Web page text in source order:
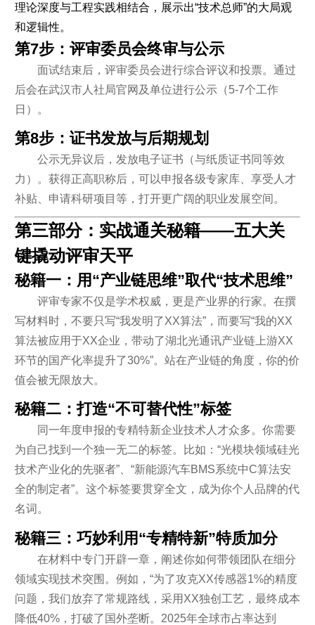
理论深度与工程实践相结合，展示出“技术总师”的大局观
和逻辑性。
第7步：评审委员会终审与公示
面试结束后，评审委员会进行综合评议和投票。通过
后会在武汉市人社局官网及单位进行公示（5-7个工作
日）。
第8步：证书发放与后期规划
公示无异议后，发放电子证书（与纸质证书同等效
力）。获得正高职称后，可以申报各级专家库、享受人才
补贴、申请科研项目等，打开更广阔的职业发展空间。
第三部分：实战通关秘籍——五大关
键撬动评审天平
秘籍一：用“产业链思维”取代“技术思维”
评审专家不仅是学术权威，更是产业界的行家。在撰
写材料时，不要只写“我发明了XX算法”，而要写“我的XX
算法被应用于XX企业，带动了湖北光通讯产业链上游XX
环节的国产化率提升了30%”。站在产业链的角度，你的价
值会被无限放大。
秘籍二：打造“不可替代性”标签
同一年度申报的专精特新企业技术人才众多。你需要
为自己找到一个独一无二的标签。比如：“光模块领域硅光
技术产业化的先驱者”、“新能源汽车BMS系统中C算法安
全的制定者”。这个标签要贯穿全文，成为你个人品牌的代
名词。
秘籍三：巧妙利用“专精特新”特质加分
在材料中专门开辟一章，阐述你如何带领团队在细分
领域实现技术突围。例如，“为了攻克XX传感器1%的精度
问题，我们放弃了常规路线，采用XX独创工艺，最终成本
降低40%，打破了国外垄断。2025年全球市占率达到